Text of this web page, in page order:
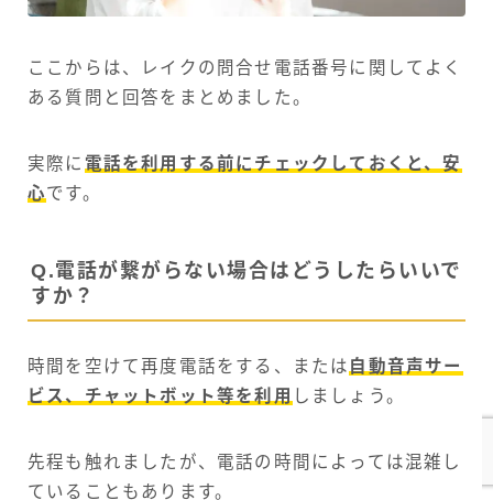
ここからは、レイクの問合せ電話番号に関してよく
ある質問と回答をまとめました。
実際に 電話を利用する前にチェックしておくと、安
心です。
Q.電話が繋がらない場合はどうしたらいいで
すか？
時間を空けて再度電話をする、または 自動音声サー
ビス、チャットボット等を利用 しましょう。
先程も触れましたが、電話の時間によっては混雑し
ていることもあります。